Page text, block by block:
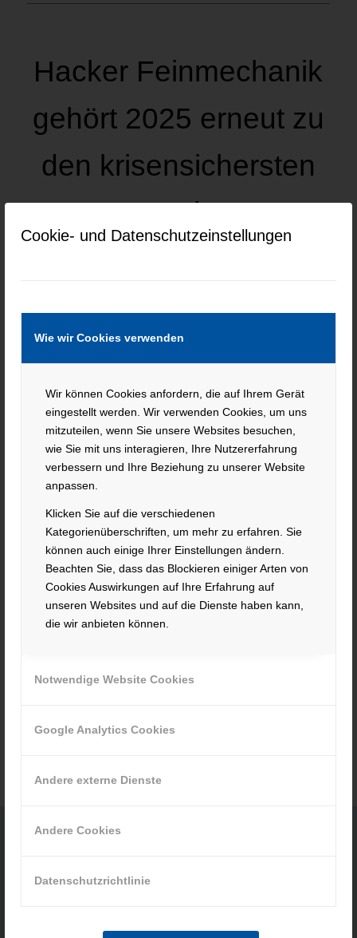
Cookie- und Datenschutzeinstellungen
Wie wir Cookies verwenden
Wir können Cookies anfordern, die auf Ihrem Gerät
eingestellt werden. Wir verwenden Cookies, um uns
mitzuteilen, wenn Sie unsere Websites besuchen,
wie Sie mit uns interagieren, Ihre Nutzererfahrung
verbessern und Ihre Beziehung zu unserer Website
anpassen.
Klicken Sie auf die verschiedenen
Kategorienüberschriften, um mehr zu erfahren. Sie
können auch einige Ihrer Einstellungen ändern.
Beachten Sie, dass das Blockieren einiger Arten von
Cookies Auswirkungen auf Ihre Erfahrung auf
unseren Websites und auf die Dienste haben kann,
die wir anbieten können.
Notwendige Website Cookies
Google Analytics Cookies
Andere externe Dienste
Andere Cookies
Datenschutzrichtlinie
Hacker Feinmechanik
gehört 2025 erneut zu
den krisensichersten
Unternehmen
30 Jahre Mikrotech
s.r.o.
Wir gratulieren unserer Tochterfirma Mikrotech s.r.o.
zum 30 jährigen Bestehen!
Umwelt- und
Klimapakt
Wir sind stolzer Teilnehmer des Umwelt- und